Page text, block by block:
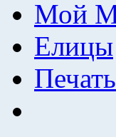
Мой
Елицы
Печать